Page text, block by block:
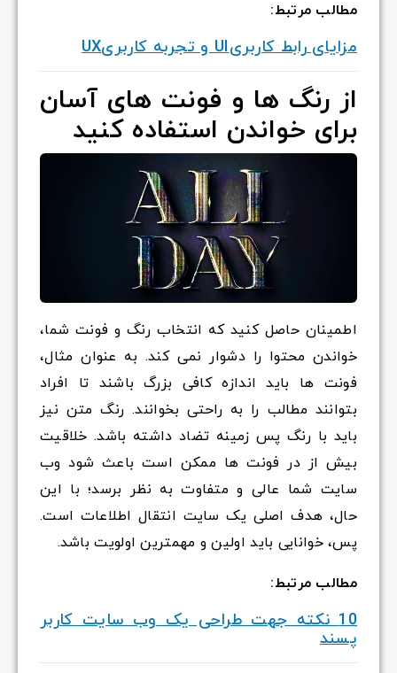
مطالب مرتبط:
مزایای رابط کاربریUI و تجربه کاربریUX
از رنگ ها و فونت های آسان
برای خواندن استفاده کنید
اطمینان حاصل کنید که انتخاب رنگ و فونت شما،
خواندن محتوا را دشوار نمی کند. به عنوان مثال،
فونت ها باید اندازه کافی بزرگ باشند تا افراد
بتوانند مطالب را به راحتی بخوانند. رنگ متن نیز
باید با رنگ پس زمینه تضاد داشته باشد. خلاقیت
بیش از در فونت ها ممکن است باعث شود وب
سایت شما عالی و متفاوت به نظر برسد؛ با این
حال، هدف اصلی یک سایت انتقال اطلاعات است.
پس، خوانایی باید اولین و مهمترین اولویت باشد.
مطالب مرتبط:
10 نکته جهت طراحی یک وب سایت کاربر
پسند